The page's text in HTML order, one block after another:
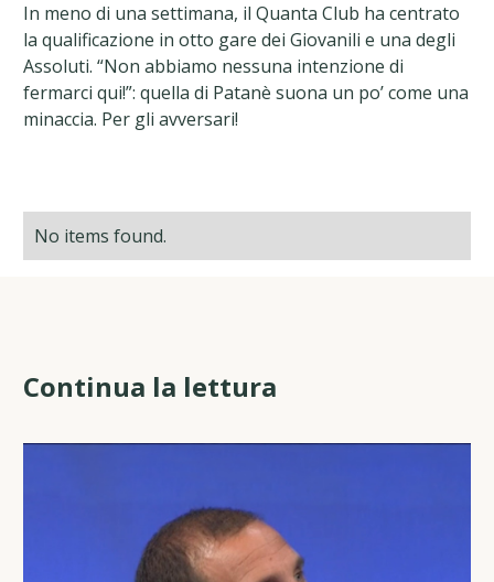
In meno di una settimana, il Quanta Club ha centrato
la qualificazione in otto gare dei Giovanili e una degli
Assoluti. “Non abbiamo nessuna intenzione di
fermarci qui!”: quella di Patanè suona un po’ come una
minaccia. Per gli avversari!
No items found.
Continua la lettura